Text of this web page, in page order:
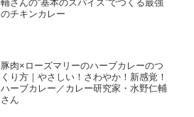
輔さんの“基本のスパイス”でつくる最強
のチキンカレー
豚肉×ローズマリーのハーブカレーのつ
くり方｜やさしい！さわやか！新感覚！
ハーブカレー／カレー研究家・水野仁輔
さん